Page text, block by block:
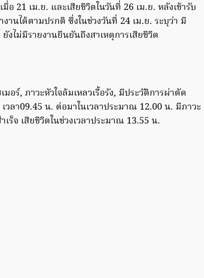
อ 21 เม.ย. และเสียชีวิตในวันที่ 26 เม.ย. หลังเข้ารับ
านได้ตามปรกติ ซึ่งในช่วงวันที่ 24 เม.ย. ระบุว่า มี
งไม่มีรายงานยืนยันถึงสาเหตุการเสียชีวิต
อร์, ภาวะหัวใจล้มเหลวเรื้อรัง, มีประวัติการผ่าตัด
วลา09.45 น. ต่อมาในเวลาประมาณ 12.00 น. มีภาวะ
ร็จ เสียชีวิตในช่วงเวลาประมาณ 13.55 น.